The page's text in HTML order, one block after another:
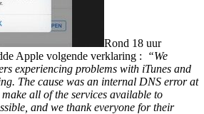
Rond 18 uur
Apple volgende verklaring :
“We
experiencing problems with iTunes and
The cause was an internal DNS error at
all of the services available to
and we thank everyone for their